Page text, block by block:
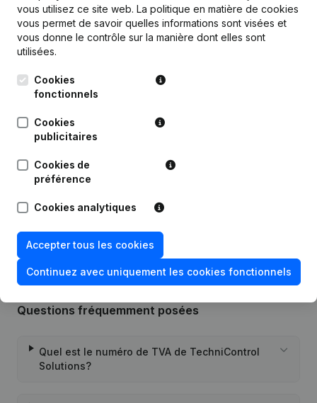
Personnel 2 2 1,5
Publicationsde TechniControl Solutions
Date
19-03-2025 Siège Social
06-07-2021
Rubrique Constitution (Nouvelle
Personne Morale, Ouverture
Questions fréquemment posées
Quel est le numéro de TVA de TechniControl
Solutions?
vous utilisez ce site web. La politique en matière de cookies
vous permet de savoir quelles informations sont visées et
vous donne le contrôle sur la manière dont elles sont
utilisées.
Cookies
fonctionnels
Cookies
publicitaires
Cookies de
préférence
Cookies analytiques
Accepter tous les cookies
Continuez avec uniquement les cookies fonctionnels